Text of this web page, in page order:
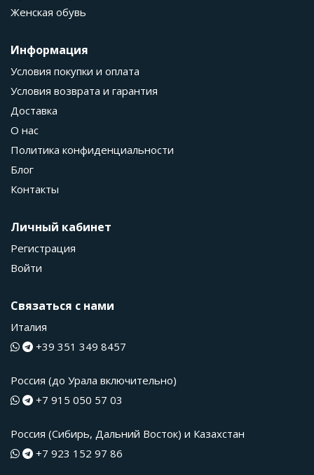
Женская обувь
Информация
Условия покупки и оплата
Условия возврата и гарантия
Доставка
О нас
Политика конфиденциальности
Блог
Контакты
Личный кабинет
Регистрация
Войти
Связаться с нами
Италия
+39 351 349 8457
Россия (до Урала включительно)
+7 915 050 57 03
Россия (Сибирь, Дальний Восток) и Казахстан
+7 923 152 97 86